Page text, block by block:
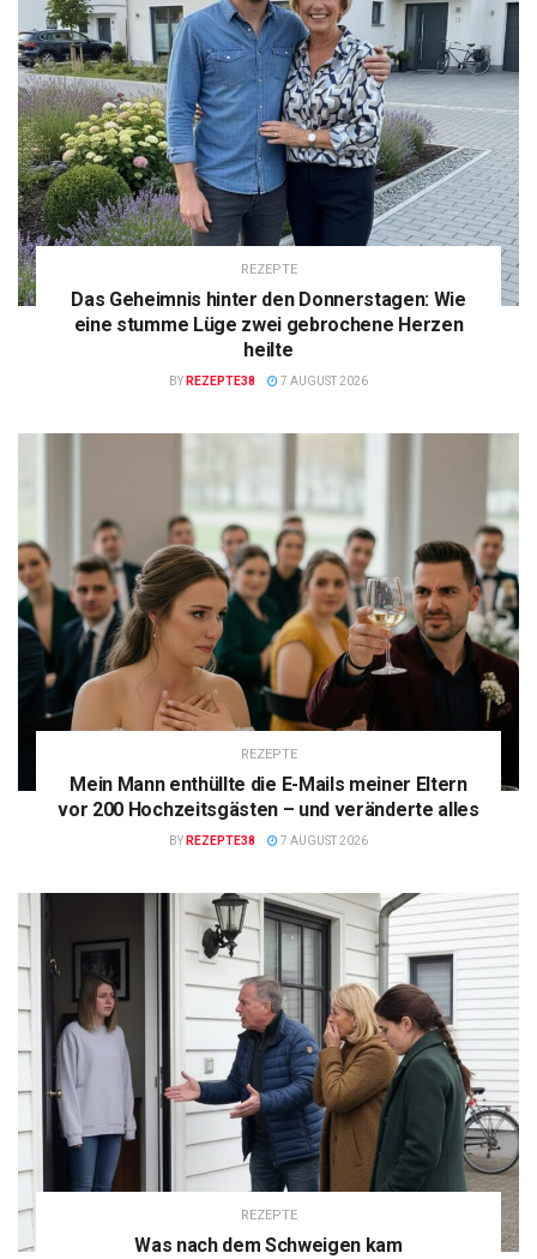
REZEPTE
Das Geheimnis hinter den Donnerstagen: Wie
eine stumme Lüge zwei gebrochene Herzen
heilte
BY REZEPTE38 7 AUGUST 2026
REZEPTE
Mein Mann enthüllte die E-Mails meiner Eltern
vor 200 Hochzeitsgästen – und veränderte alles
BY REZEPTE38 7 AUGUST 2026
REZEPTE
Was nach dem Schweigen kam